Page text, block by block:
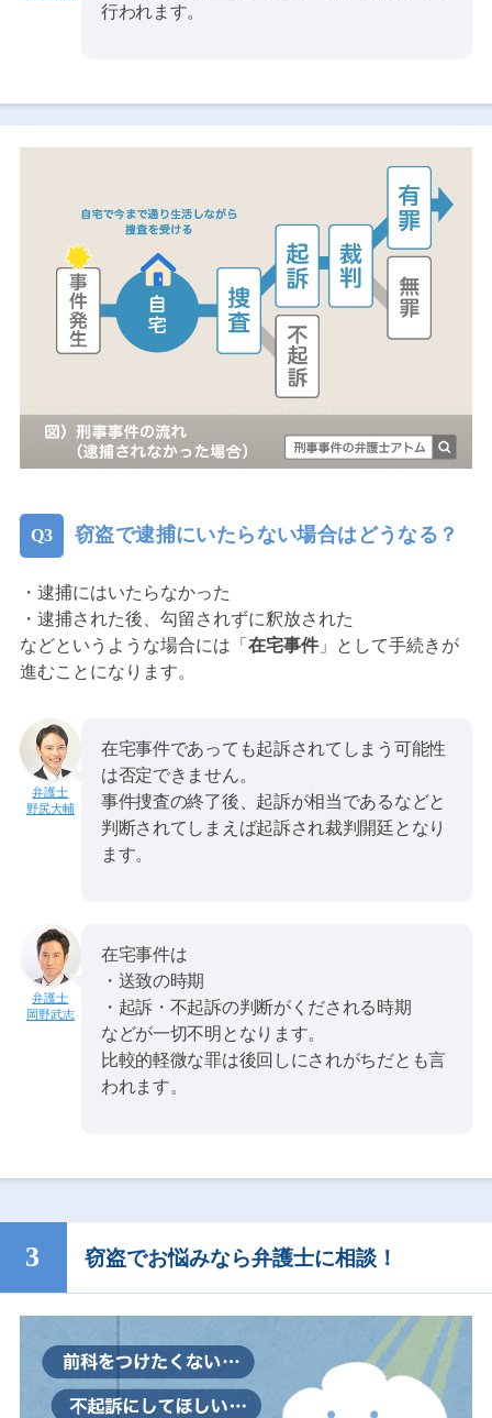
行われます。
窃盗で逮捕にいたらない場合はどうなる？
・逮捕にはいたらなかった
・逮捕された後、勾留されずに釈放された
などというような場合には「 在宅事件」として手続きが
進むことになります。
野尻大輔
在宅事件であっても起訴されてしまう可能性
は否定できません。
事件捜査の終了後、起訴が相当であるなどと
判断されてしまえば起訴され裁判開廷となり
ます。
岡野武志
在宅事件は
・送致の時期
・起訴・不起訴の判断がくだされる時期
などが一切不明となります。
比較的軽微な罪は後回しにされがちだとも言
われます。
窃盗でお悩みなら弁護士に相談！